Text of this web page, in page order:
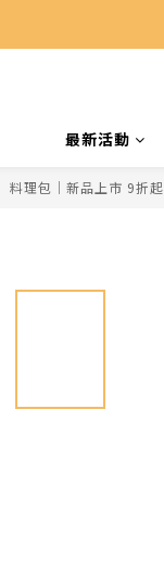
最新活動
料理包｜新品上市 9折起